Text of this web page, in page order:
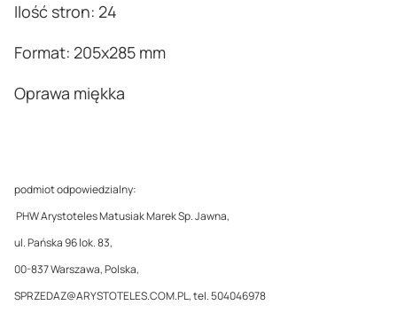
Ilość stron: 24
Format: 205x285 mm
Oprawa miękka
podmiot odpowiedzialny:
PHW Arystoteles Matusiak Marek Sp. Jawna,
ul. Pańska 96 lok. 83,
00-837 Warszawa, Polska,
SPRZEDAZ@ARYSTOTELES.COM.PL, tel. 504046978